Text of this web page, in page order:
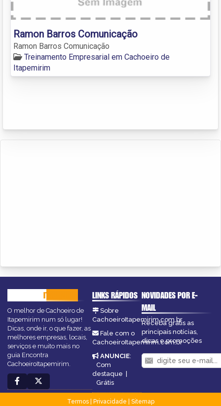
Ramon Barros Comunicação
Ramon Barros Comunicação
Treinamento Empresarial em Cachoeiro de
Itapemirim
ITAPEMIRIM
O melhor de Cachoeiro de
Itapemirim num só lugar!
Dicas, onde ir, o que fazer, as
melhores empresas, locais,
serviços e muito mais no
guia Encontra
CachoeiroItapemirim.
LINKS RÁPIDOS
Sobre
CachoeiroItapemirim.com.br
Fale com o
CachoeiroItapemirim.com.br
ANUNCIE:
Com
destaque |
Grátis
NOVIDADES POR E-
MAIL
Receba grátis as
principais notícias,
dicas e promoções
Termos| Privacidade
Sitemap